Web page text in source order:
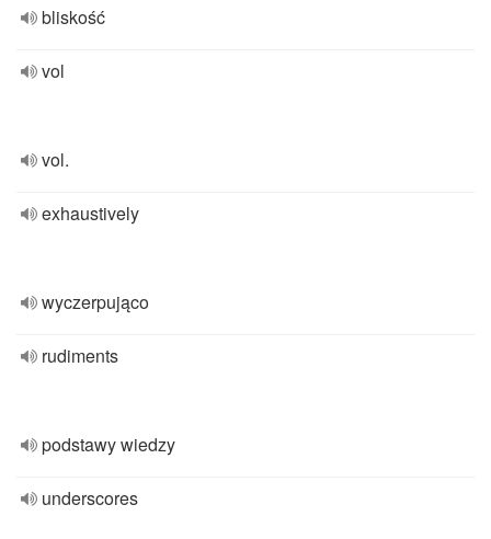
bliskość
vol
vol.
exhaustively
wyczerpująco
rudiments
podstawy wiedzy
underscores